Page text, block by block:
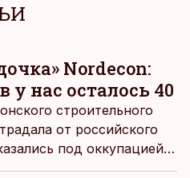
Nordecon:
у нас осталось 40
строительного
от российского
под оккупацией,
погибли. О том,